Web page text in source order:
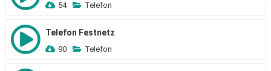
54 Telefon
Telefon Festnetz
90 Telefon